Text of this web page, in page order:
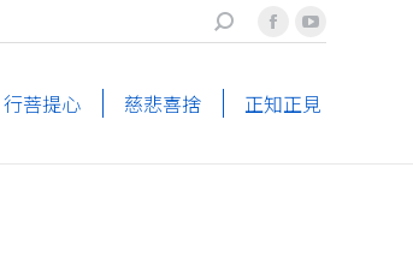
搜
索
Facebook
opens
YouTube
opens
行菩提心 慈悲喜捨 正知正見